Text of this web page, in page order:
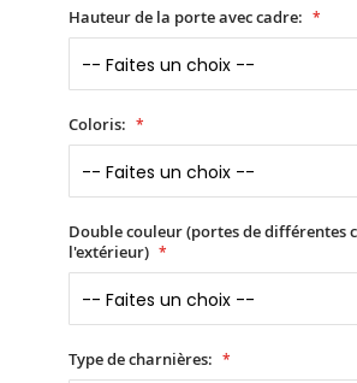
Hauteur de la porte avec cadre:
Coloris:
Double couleur (portes de différentes
l'extérieur)
Type de charnières: